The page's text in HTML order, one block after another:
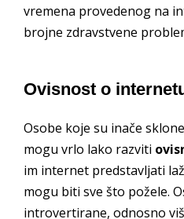
vremena provedenog na
brojne zdravstvene
Ovisnost o
Osobe koje su inače
mogu vrlo lako razviti
im internet predstavljati
mogu biti sve što požele.
introvertirane, odnosno